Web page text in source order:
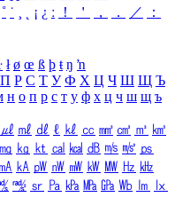
˚ ˙ ¸ ¡ ¿ ː ！ ＇ ， ． ／
：
ł ø œ ß þ ŧ ŋ ŉ
П Р С Т У Ф Х Ц Ч Ш Щ Ъ
н о п р с т у ф х ц ч ш щ ъ
㎕ ㎖ ㎗ ℓ ㎘ ㏄ ㎣ ㎤ ㎥ ㎦
㎎ ㎏ ㏏ ㎈ ㎉ ㏈ ㎧ ㎨ ㎰
㎃ ㎄ ㎺ ㎻ ㎽ ㎾ ㎿ ㎐ ㎑
㎯ ㏛ ㎩ ㎪ ㎫ ㎬ ㏝ ㏐
㏓